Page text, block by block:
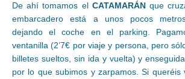
De ahí tomamos el CATAMARÁNque
embarcadero está a unos pocos
dejando el coche en el parking.
ventanilla (2’7€ por viaje y persona, pero
billetes sueltos, sin ida y vuelta) y
por lo que subimos y zarpamos. Si queréis